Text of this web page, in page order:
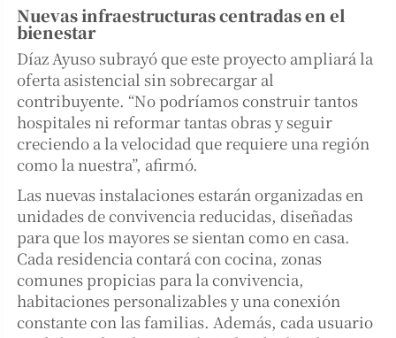
Nuevas infraestructuras centradas en el
bienestar
Díaz Ayuso subrayó que este proyecto ampliará la
oferta asistencial sin sobrecargar al
contribuyente. “No podríamos construir tantos
hospitales ni reformar tantas obras y seguir
creciendo a la velocidad que requiere una región
como la nuestra”, afirmó.
Las nuevas instalaciones estarán organizadas en
unidades de convivencia reducidas, diseñadas
para que los mayores se sientan como en casa.
Cada residencia contará con cocina, zonas
comunes propicias para la convivencia,
habitaciones personalizables y una conexión
constante con las familias. Además, cada usuario